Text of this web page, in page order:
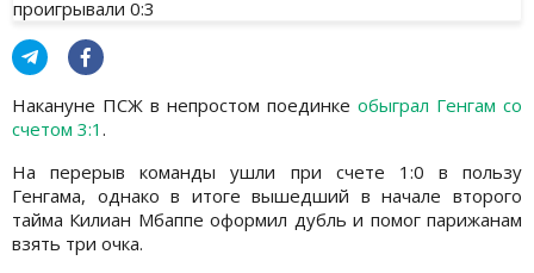
Накануне ПСЖ в непростом поединке обыграл Генгам со
счетом 3:1 .
На перерыв команды ушли при счете 1:0 в пользу
Генгама, однако в итоге вышедший в начале второго
тайма Килиан Мбаппе оформил дубль и помог парижанам
взять три очка.